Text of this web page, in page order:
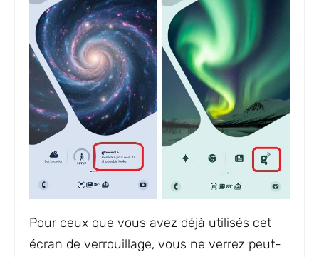
Pour ceux que vous avez déjà utilisés cet
écran de verrouillage, vous ne verrez peut-